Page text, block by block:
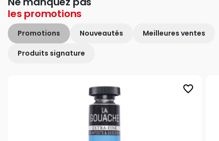
les promotions
Promotions Nouveautés Meilleures ventes
Produits signature
favorite_border